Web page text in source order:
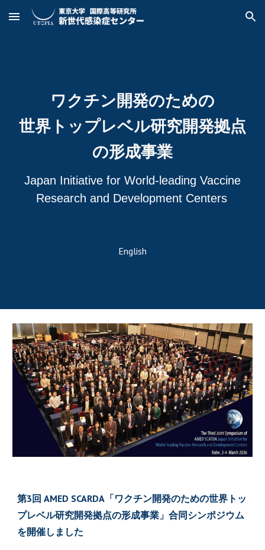
Skip to main content Skip to navigation
ワクチン開発のための
世界トップレベル研究開発拠点
の形成事業
Japan Initiative for World-leading Vaccine
Research and Development Centers
English
第3 回 AMED SCARDA「ワクチン開発のための世界トッ
プレベル研究開発拠点の形成事業」合同シンポジウム
を開催しました